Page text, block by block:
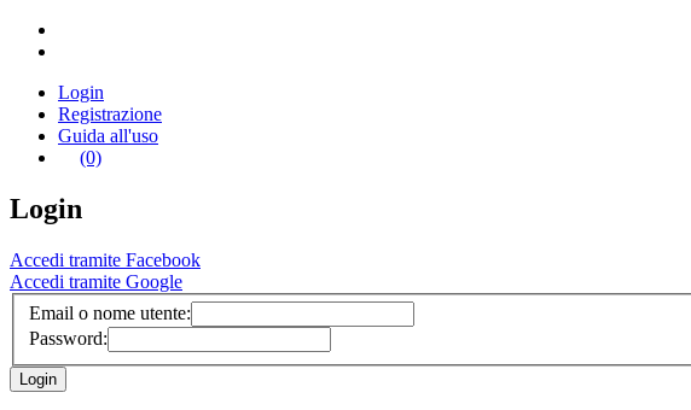
Login
Registrazione
Guida all'uso
(0)
Login
Accedi tramite Facebook
Accedi tramite Google
Email o nome utente:
Password: